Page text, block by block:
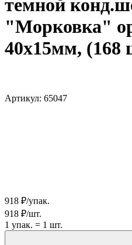
темной
"Морковка"
40х15мм, (168
Артикул: 65047
918 ₽/упак.
918 ₽/шт.
1 упак. = 1 шт.